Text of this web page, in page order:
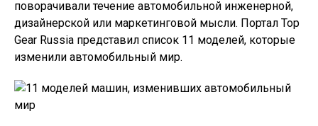
поворачивали течение автомобильной инженерной,
дизайнерской или маркетинговой мысли. Портал Top
Gear Russia представил список 11 моделей, которые
изменили автомобильный мир.